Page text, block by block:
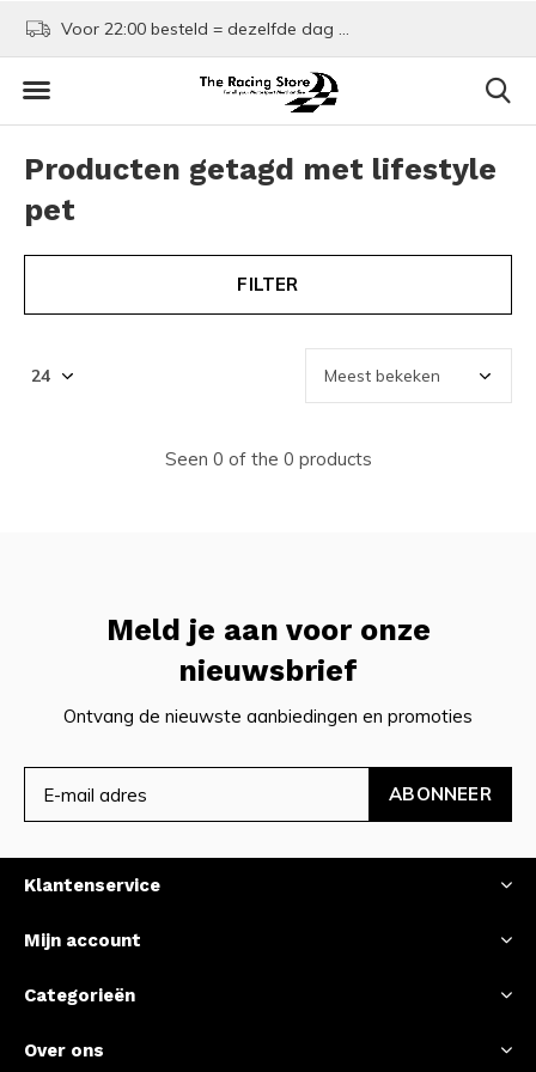
Voor 22:00 besteld = dezelfde dag verzonden!
Producten getagd met lifestyle
pet
FILTER
Seen 0 of the 0 products
Meld je aan voor onze
nieuwsbrief
Ontvang de nieuwste aanbiedingen en promoties
ABONNEER
Klantenservice
Mijn account
Categorieën
Over ons